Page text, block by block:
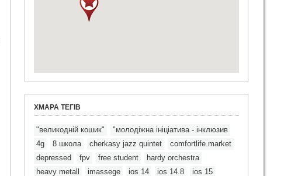
ХМАРА ТЕГІВ
"великодній кошик"
"молодіжна ініціатива - інклюзив
4g
8 школа cherkasy jazz quintet
comfortlife.market
depressed
fpv free student
hardy orchestra
heavy metall
imassege ios 14 ios 14.8 ios 15